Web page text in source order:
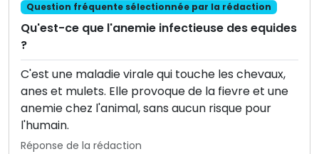
Question fréquente sélectionnée par la rédaction
Qu'est-ce que l'anemie infectieuse des equides
?
C'est une maladie virale qui touche les chevaux,
anes et mulets. Elle provoque de la fievre et une
anemie chez l'animal, sans aucun risque pour
l'humain.
Réponse de la rédaction